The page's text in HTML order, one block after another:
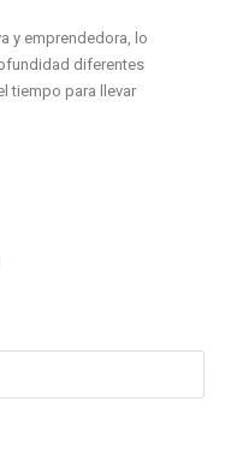
y emprendedora, lo
diferentes
tiempo para llevar